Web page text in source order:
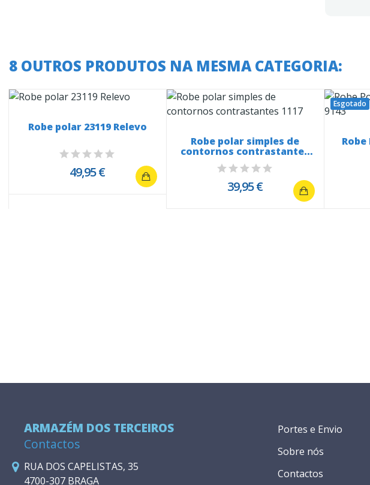
8 OUTROS PRODUTOS NA MESMA CATEGORIA:
Robe polar 23119 Relevo
49,95 €
Robe polar simples de
contornos contrastantes
1117
39,95 €
Esgotado
ARMAZÉM DOS TERCEIROS
Contactos
RUA DOS CAPELISTAS, 35
4700-307 BRAGA
Portes e Envio
Sobre nós
Contactos